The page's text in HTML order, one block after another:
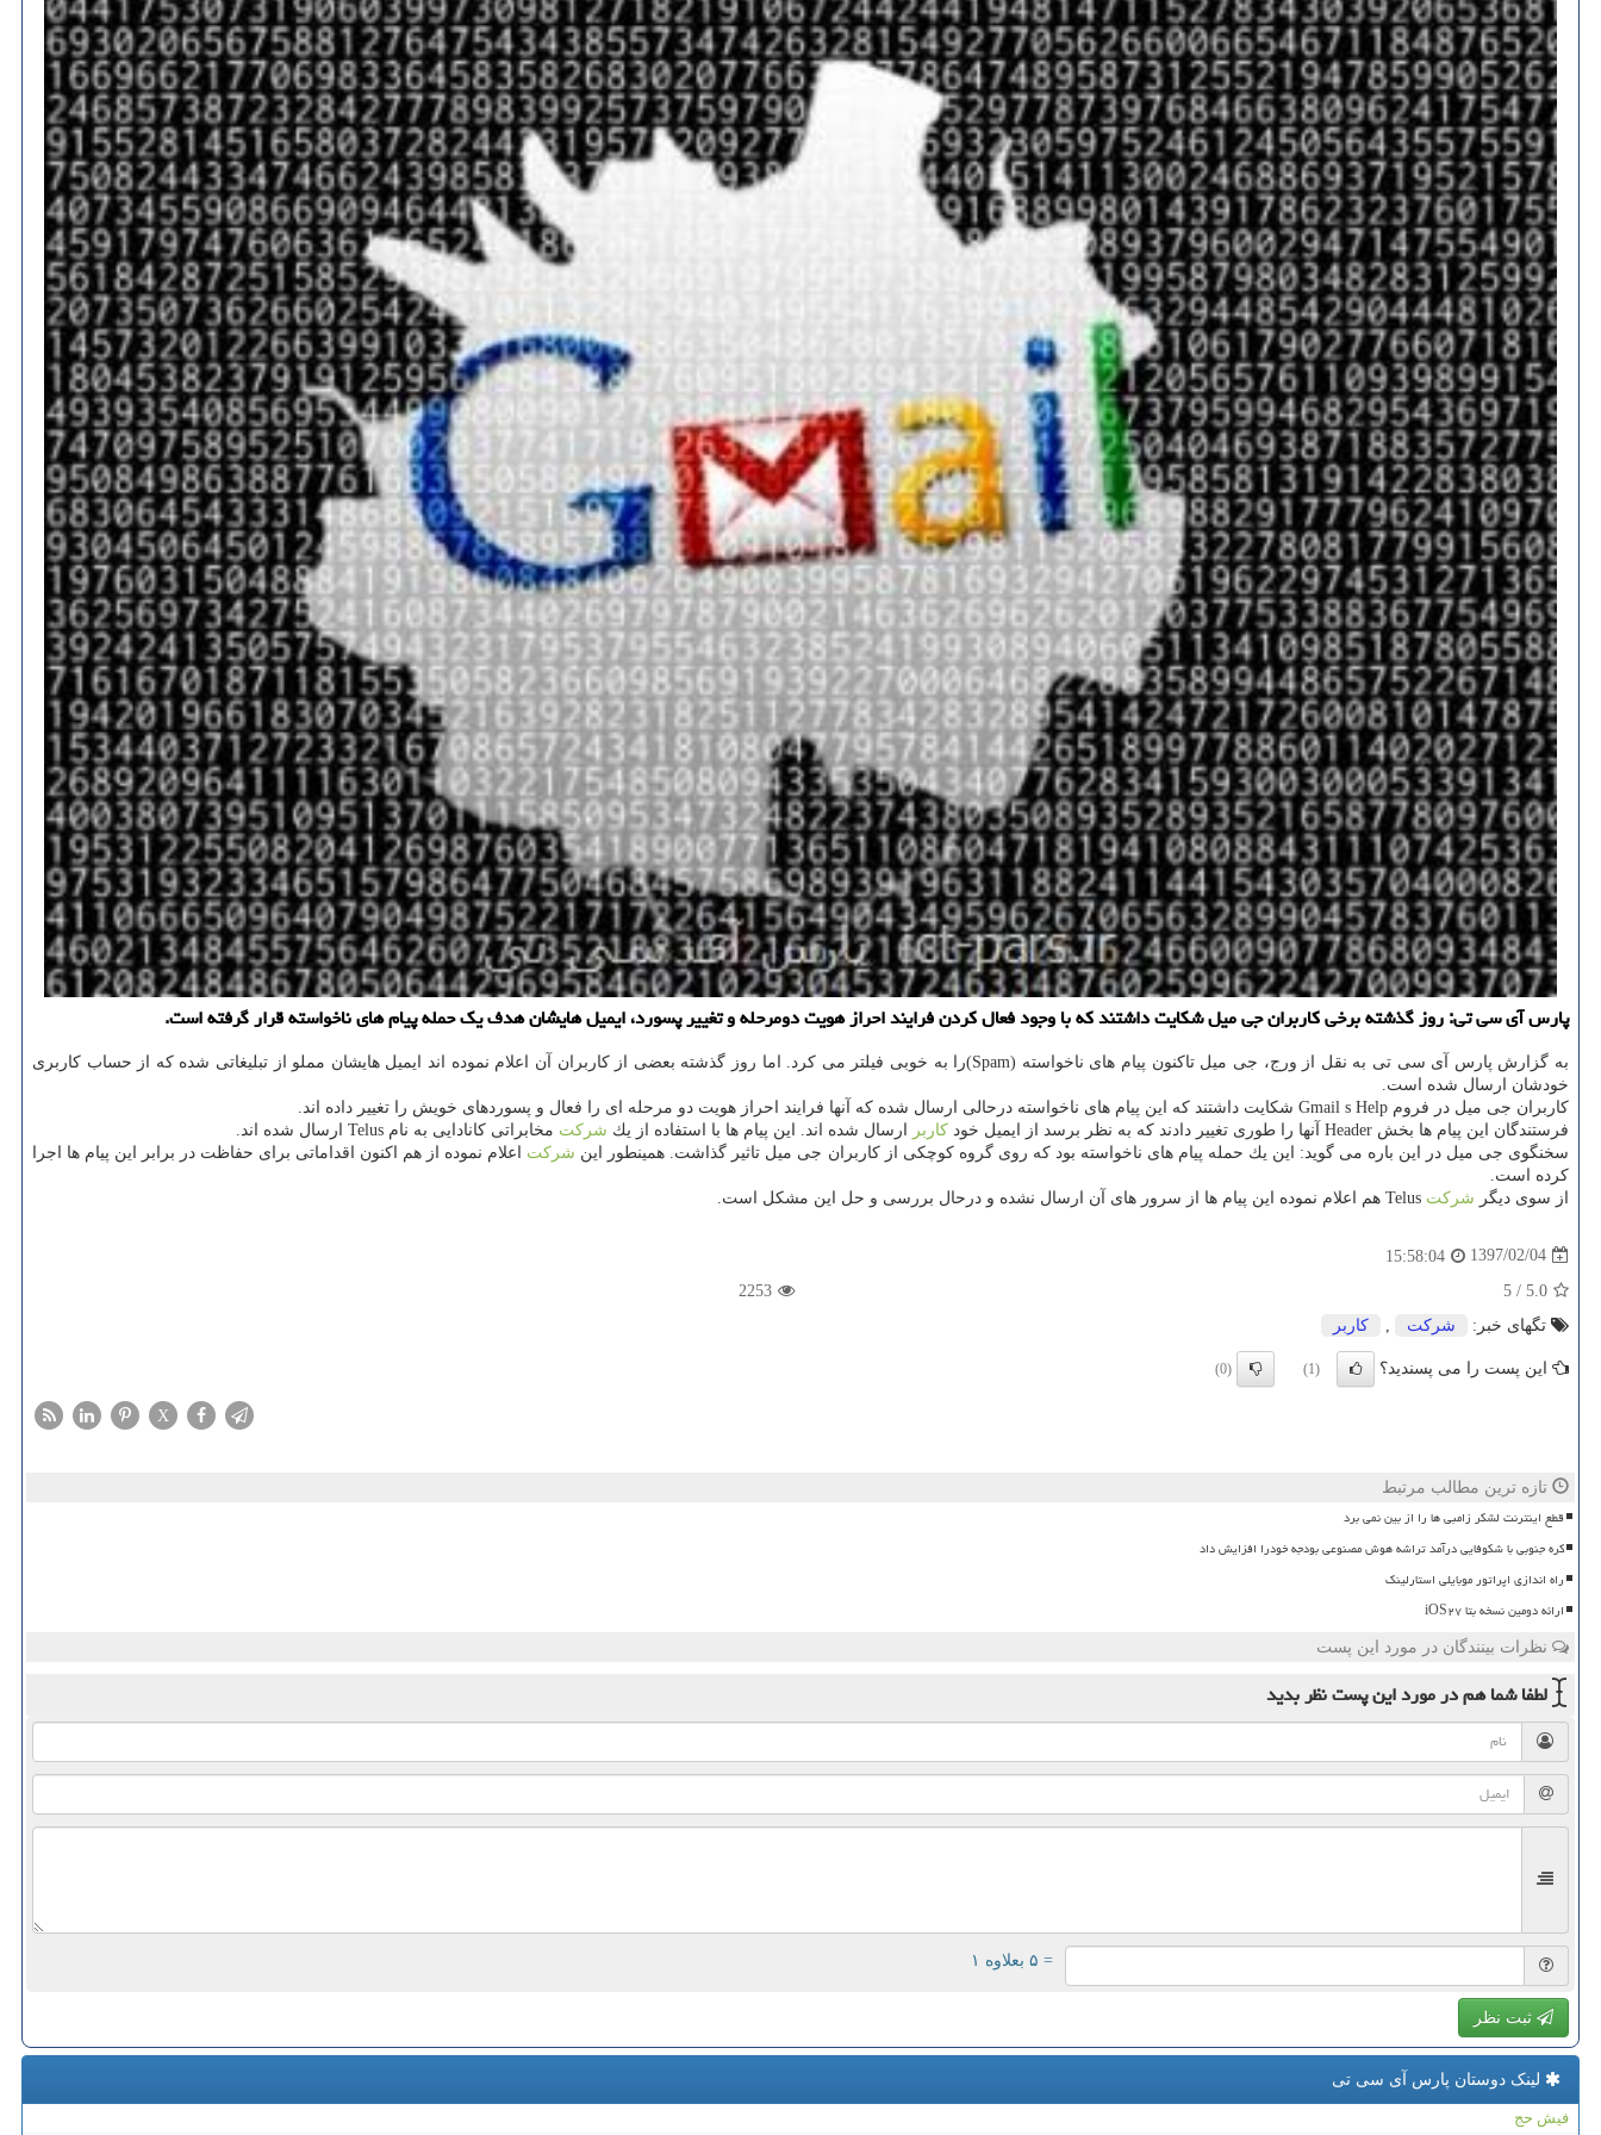
پارس آی سی تی: روز گذشته برخی كاربران جی میل شكایت داشتند كه با وجود فعال كردن فرایند احراز هویت دومرحله و تغییر پسورد، ایمیل هایشان هدف یك حمله پیام های ناخواسته قرار گرفته است.
به گزارش پارس آی سی تی به نقل از ورج، جی میل تاكنون پیام های ناخواسته (Spam)را به خوبی فیلتر می كرد. اما روز گذشته بعضی از كاربران آن اعلام نموده اند ایمیل هایشان مملو از تبلیغاتی شده كه از حساب كاربری
خودشان ارسال شده است.
كاربران جی میل در فروم Gmail s Help شكایت داشتند كه این پیام های ناخواسته درحالی ارسال شده كه آنها فرایند احراز هویت دو مرحله ای را فعال و پسوردهای خویش را تغییر داده اند.
فرستندگان این پیام ها بخش Header آنها را طوری تغییر دادند كه به نظر برسد از ایمیل خود
كاربر ارسال شده اند. این پیام ها با استفاده از یك شركت مخابراتی كانادایی به نام Telus ارسال شده اند.
سخنگوی جی میل در این باره می گوید: این یك حمله پیام های ناخواسته بود كه روی گروه كوچكی از كاربران جی میل تاثیر گذاشت. همینطور این شركت اعلام نموده از هم اكنون اقداماتی برای حفاظت در برابر این پیام ها اجرا
كرده است.
از سوی دیگر شركت
1397/02/04
15:58:04
5.0
/
5
2253
تگهای خبر:
شركت كاربر
این پست را می پسندید؟ (1)
(0)
X
تازه ترین مطالب مرتبط
قطع اینترنت لشکر زامبی ها را از بین نمی برد
کره جنوبی با شکوفایی درآمد تراشه هوش مصنوعی بودجه خودرا افزایش داد
راه اندازی اپراتور موبایلی استارلینک
ارائه دومین نسخه بتا iOS۲۷
نظرات بینندگان در مورد این پست
لطفا شما همدر مورد این پستنظر بدید
= ۵ بعلاوه ۱
ثبت نظر
لینک دوستان پارس آی سی تی
فیش حج